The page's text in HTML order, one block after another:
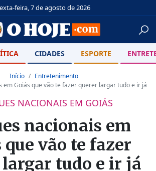
feira, 7 de agosto de 2026
CIDADES ESPORTE
Início
Entretenimento
em Goiás que vão te fazer querer largar tudo e ir já
NACIONAIS EM GOIÁS
nacionais em
que vão te fazer
tudo e ir já